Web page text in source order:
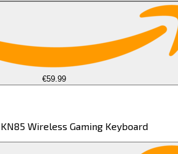
€59.99
Gaming Keyboard​​​​‌